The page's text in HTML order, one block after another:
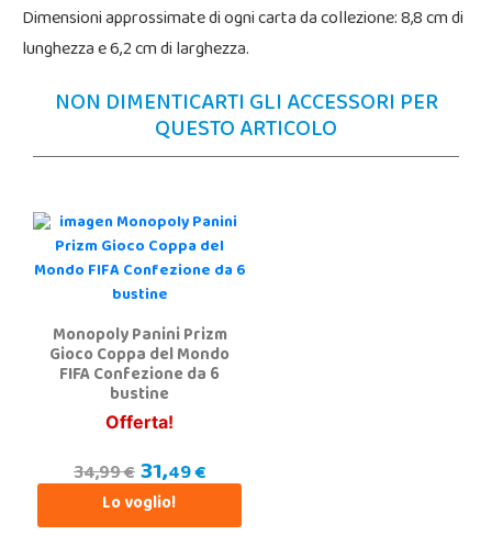
Dimensioni approssimate di ogni carta da collezione: 8,8 cm di
lunghezza e 6,2 cm di larghezza.
NON DIMENTICARTI GLI ACCESSORI PER
QUESTO ARTICOLO
Monopoly Panini Prizm
Gioco Coppa del Mondo
FIFA Confezione da 6
bustine
Offerta!
34,99 €31,49 €
Lo voglio!